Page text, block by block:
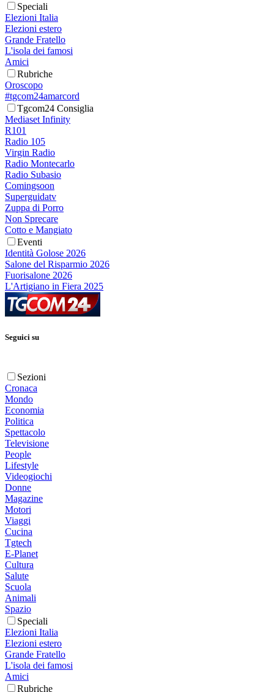
Speciali
Elezioni Italia
Elezioni estero
Grande Fratello
L'isola dei famosi
Amici
Rubriche
Oroscopo
#tgcom24amarcord
Tgcom24 Consiglia
Mediaset Infinity
R101
Radio 105
Virgin Radio
Radio Montecarlo
Radio Subasio
Comingsoon
Superguidatv
Zuppa di Porro
Non Sprecare
Cotto e Mangiato
Eventi
Identità Golose 2026
Salone del Risparmio 2026
Fuorisalone 2026
L'Artigiano in Fiera 2025
Seguici su
Sezioni
Cronaca
Mondo
Economia
Politica
Spettacolo
Televisione
People
Lifestyle
Videogiochi
Donne
Magazine
Motori
Viaggi
Cucina
Tgtech
E-Planet
Cultura
Salute
Scuola
Animali
Spazio
Speciali
Elezioni Italia
Elezioni estero
Grande Fratello
L'isola dei famosi
Amici
Rubriche